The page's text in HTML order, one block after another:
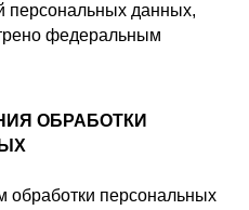
данных,
федеральным
ОБРАБОТКИ
персональных